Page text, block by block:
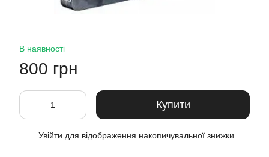
В наявності
800 грн
Купити
Увійти для відображення накопичувальної знижки